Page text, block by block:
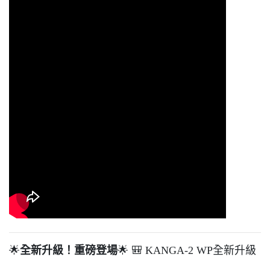
🌟全新升級！重磅登場🌟 🎒 KANGA-2 WP全新升級